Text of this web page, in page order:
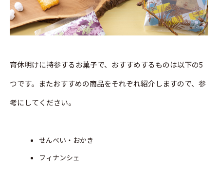
育休明けに持参するお菓子で、おすすめするものは以下の5
つです。またおすすめの商品をそれぞれ紹介しますので、参
考にしてください。
せんべい・おかき
フィナンシェ